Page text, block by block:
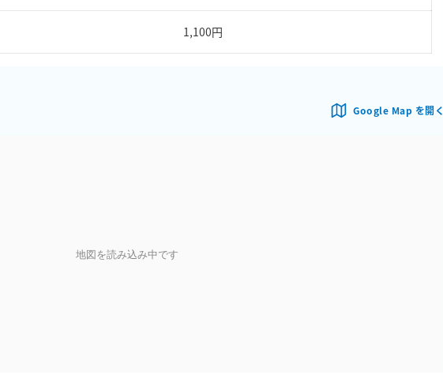
1,100円
Google Map を開く
地図を読み込み中です